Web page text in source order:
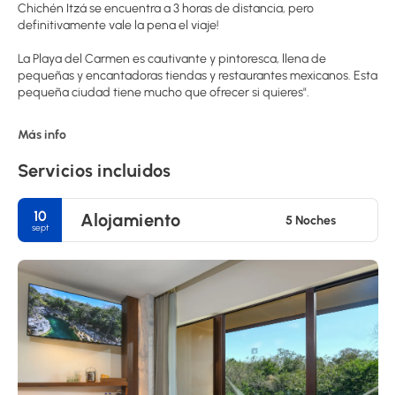
Chichén Itzá se encuentra a 3 horas de distancia, pero
definitivamente vale la pena el viaje!
La Playa del Carmen es cautivante y pintoresca, llena de
pequeñas y encantadoras tiendas y restaurantes mexicanos. Esta
pequeña ciudad tiene mucho que ofrecer si quieres".
Más info
Servicios incluidos
10
sept Alojamiento 5 Noches